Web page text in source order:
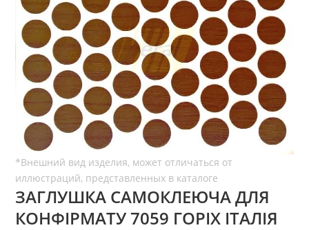
ЗАГЛУШКА САМОКЛЕЮЧА ДЛЯ
КОНФІРМАТУ 7059 ГОРІХ ІТАЛІЯ